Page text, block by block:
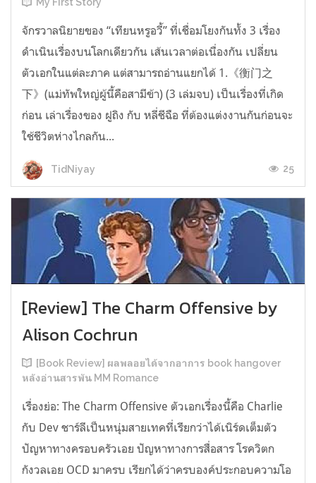
จักรวาลนิยายของ “เทียนหรูอวี้” ที่เชื่อมโยงกันทั้ง 3 เรื่อง
ดำเนินเรื่องบนโลกเดียวกัน เส้นเวลาต่อเนื่องกัน เปลี่ยน
ตัวเอกในแต่ละภาค แต่สามารถอ่านแยกได้ 1.《衡门之
下》(แม่ทัพใหญ่ผู้นี้คือสามีข้า) (3 เล่มจบ) เป็นเรื่องที่เกิด
ก่อน เล่าเรื่องของ ฝูถิง กับ หลี่ชีฉือ ที่ต้องแต่งงานกันก่อนจะ
ใช้ชีวิตห่างไกลกัน...
TidNiyay 25
[Review] The Charm Offensive by
Alison Cochrun
[Book Review] ผลพลอยได้จากอาการ book hangover
หลังอ่านสารพัน MM Romance
เรื่องย่อ: The Charm Offensive ตัวเอกเรื่องนี้คือ Charlie
กับ Dev ชาร์ลีเป็นหนุ่มสายเทคที่เรียกว่าได้เนิร์ดเต็มตัว
ปัญหาทางครอบครัวเอย ปัญหาทางการสื่อสาร โรควิตก
กังวลเอย OCD มาครบ เรียกได้ว่าครบองค์ประกอบความโอ